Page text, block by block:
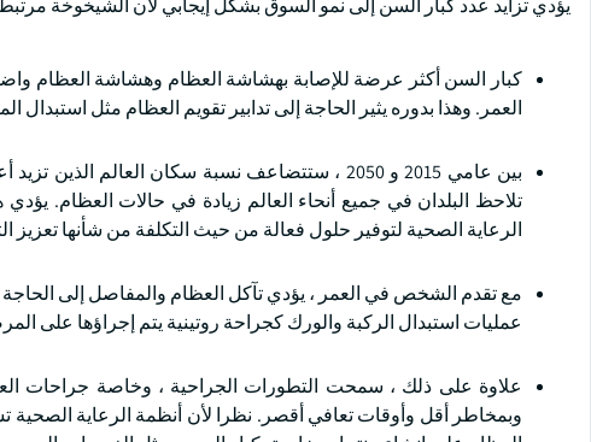
يؤدي تزايد عدد كبار السن إلى نمو السوق بشكل إيجابي لأن الشيخوخة
كبار السن أكثر عرضة للإصابة بهشاشة العظام وهشاشة العظام
العمر. وهذا بدوره يثير الحاجة إلى تدابير تقويم العظام مثل
تلاحظ البلدان في جميع أنحاء العالم زيادة في حالات العظام.
الرعاية الصحية لتوفير حلول فعالة من حيث التكلفة من شأنها تعزيز
مع تقدم الشخص في العمر ، يؤدي تآكل العظام والمفاصل إلى الحاجة
عمليات استبدال الركبة والورك كجراحة روتينية يتم إجراؤها على
علاوة على ذلك ، سمحت التطورات الجراحية ، وخاصة جراحات
وبمخاطر أقل وأوقات تعافي أقصر. نظرا لأن أنظمة الرعاية الصحية